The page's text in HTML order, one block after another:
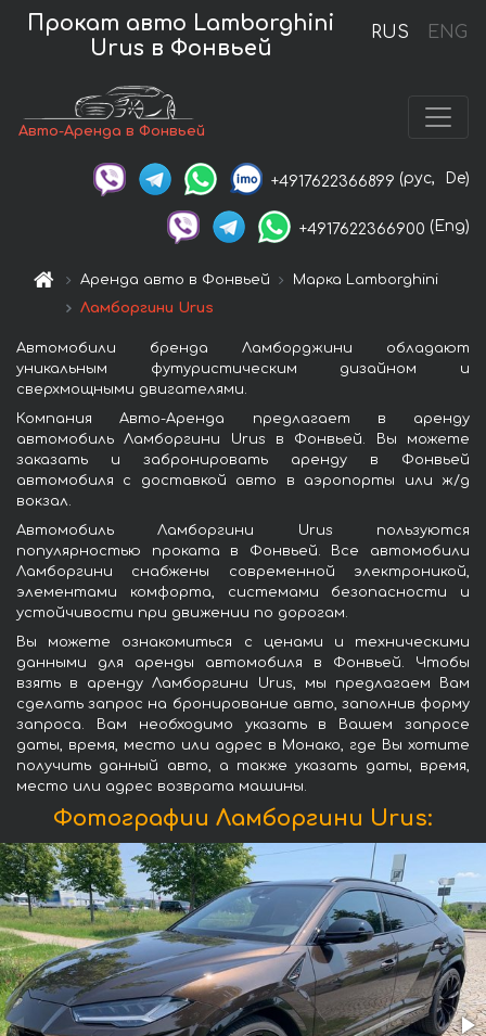
RUS ENG
Прокат авто Lamborghini
Urus в Фонвьей
Авто-Аренда в Фонвьей
+4917622366899 (рус, De)
+4917622366900 (Eng)
Аренда авто в Фонвьей
Марка Lamborghini
Ламборгини Urus
Автомобили бренда Ламборджини обладают
уникальным футуристическим дизайном и
сверхмощными двигателями.
Компания Авто-Аренда предлагает в аренду
автомобиль Ламборгини Urus в Фонвьей. Вы можете
заказать и забронировать аренду в Фонвьей
автомобиля с доставкой авто в аэропорты или ж/д
вокзал.
Автомобиль Ламборгини Urus пользуются
популярностью проката в Фонвьей. Все автомобили
Ламборгини снабжены современной электроникой,
элементами комфорта, системами безопасности и
устойчивости при движении по дорогам.
Вы можете ознакомиться с ценами и техническими
данными для аренды автомобиля в Фонвьей. Чтобы
взять в аренду Ламборгини Urus, мы предлагаем Вам
сделать запрос на бронирование авто, заполнив форму
запроса. Вам необходимо указать в Вашем запросе
даты, время, место или адрес в Монако, где Вы хотите
получить данный авто, а также указать даты, время,
место или адрес возврата машины.
Фотографии Ламборгини Urus: